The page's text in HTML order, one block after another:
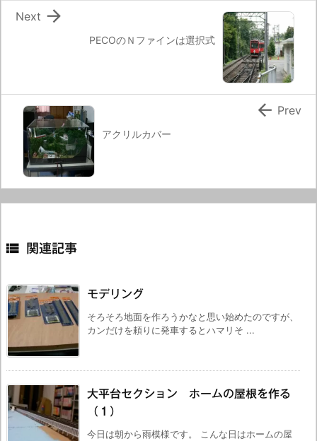
PECOのＮファインは選択式

Next
アクリルカバー
 Prev
 関連記事
モデリング
そろそろ地面を作ろうかなと思い始めたのですが、
カンだけを頼りに発車するとハマリそ ...
大平台セクション ホームの屋根を作る
（１）
今日は朝から雨模様です。 こんな日はホームの屋